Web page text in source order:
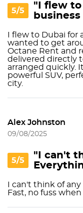
5/5
"I flew to
I flew to Dubai for
wanted to get
Octane Rent and
delivered directly
arranged quickly.
powerful SUV,
city.
Alex Johnston
09/08/2025
5/5
"I can't
I can't think of
Fast, no fuss